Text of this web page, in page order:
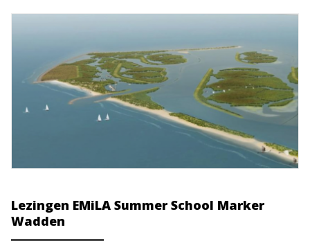
Lezingen EMiLA Summer School Marker
Wadden